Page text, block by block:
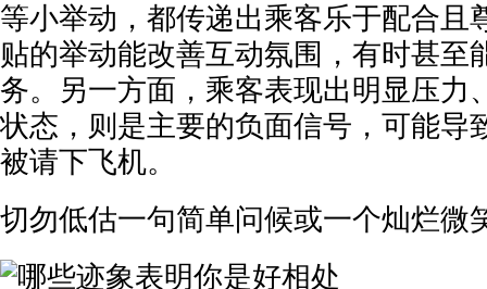
等小举动，都传递出乘客乐于配合且
贴的举动能改善互动氛围，有时甚至
务。另一方面，乘客表现出明显压力
状态，则是主要的负面信号，可能导
被请下飞机。
切勿低估一句简单问候或一个灿烂微